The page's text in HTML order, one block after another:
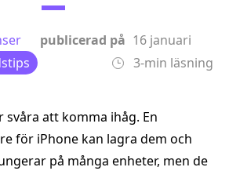
publicerad på 16 januari
3-min läsning
svåra att komma ihåg. En
för iPhone kan lagra dem och
på många enheter, men de